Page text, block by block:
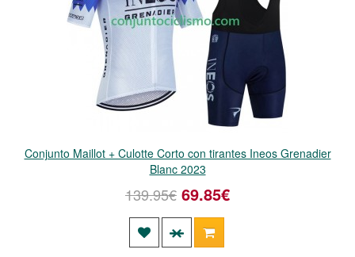
Conjunto Maillot + Culotte Corto con tirantes Ineos Grenadier
Blanc 2023
139.95€ 69.85€